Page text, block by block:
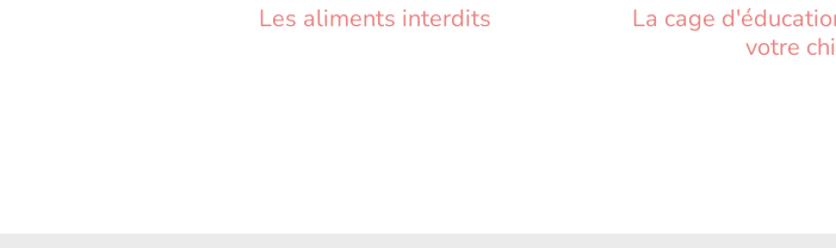
Les aliments interdits
La cage
votre